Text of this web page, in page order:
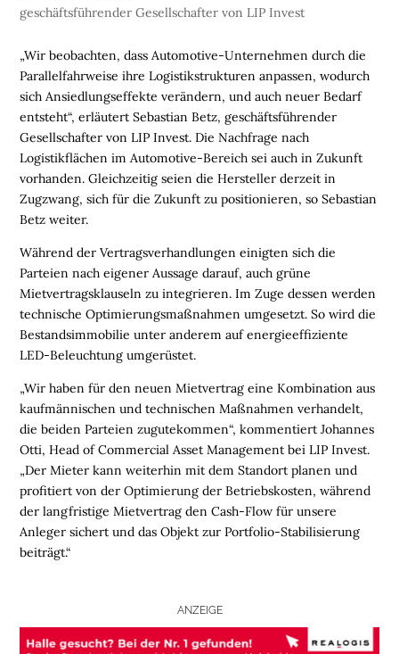
I
I
M
M
O
B
I
L
I
E
L
O
G
I
S
T
I
K
R
E
G
I
O
B
R
„Wir beobachten, dass Automotive-Unternehmen durch die
Parallelfahrweise ihre Logistikstrukturen anpassen, wodurch
sich Ansiedlungseffekte verändern, und auch neuer Bedarf
entsteht“, erläutert Sebastian Betz, geschäftsführender
Gesellschafter von LIP Invest. Die Nachfrage nach
Logistikflächen im Automotive-Bereich sei auch in Zukunft
vorhanden. Gleichzeitig seien die Hersteller derzeit in
Zugzwang, sich für die Zukunft zu positionieren, so Sebastian
Betz weiter.
Während der Vertragsverhandlungen einigten sich die
Parteien nach eigener Aussage darauf, auch grüne
Mietvertragsklauseln zu integrieren. Im Zuge dessen werden
technische Optimierungsmaßnahmen umgesetzt. So wird die
Bestandsimmobilie unter anderem auf energieeffiziente
LED-Beleuchtung umgerüstet.
„Wir haben für den neuen Mietvertrag eine Kombination aus
kaufmännischen und technischen Maßnahmen verhandelt,
die beiden Parteien zugutekommen“, kommentiert Johannes
Otti, Head of Commercial Asset Management bei LIP Invest.
„Der Mieter kann weiterhin mit dem Standort planen und
profitiert von der Optimierung der Betriebskosten, während
der langfristige Mietvertrag den Cash-Flow für unsere
Anleger sichert und das Objekt zur Portfolio-Stabilisierung
beiträgt.“
geschäftsführender Gesellschafter von LIP Invest
ANZEIGE